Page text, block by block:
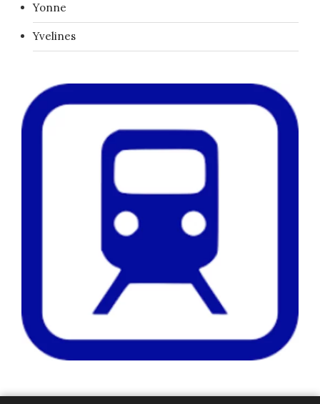
Yonne
Yvelines